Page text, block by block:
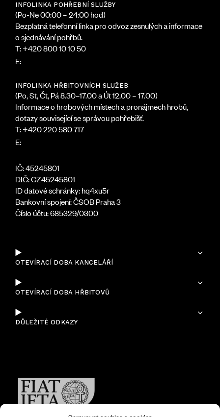
INFOLINKA POHŘEBNÍ SLUŽBY
(Po-Ne 00:00 – 24:00 hod)
Bezplatná telefonní linka pro odvoz zesnulých a informace
o sjednávání pohřbů.
T: +420 800 10 10 50
E:
INFOLINKA HŘBITOVNÍCH SLUŽEB
(Po, St, Čt, Pá 8.30–17.00 a Út 12.00 – 17.00)
Informace o hrobových místech a pronájmech hrobů,
dotazy související se správou pohřebišť.
T: +420 220 580 717
E:
IČ: 45245801
DIČ: CZ45245801
ID datové schránky: hq4xu5r
Bankovní spojení: ČSOB Praha 3
Číslo účtu: 685329/0300
OTEVÍRACÍ DOBA KANCELÁŘÍ
OTEVÍRACÍ DOBA HŘBITOVŮ
DŮLEŽITÉ ODKAZY